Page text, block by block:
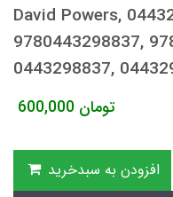
David Powers,
9780443298837,
0443298837,
600,000 تومان
افزودن به سبدخرید